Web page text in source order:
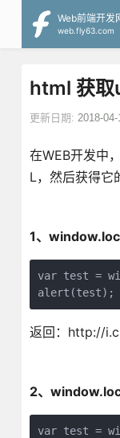
Web前端开发
html 获取
更新日期: 2018-04-
在WEB开发中
L，然后获得
1、
var test =
alert(test);
返回：http://
2、
var test =